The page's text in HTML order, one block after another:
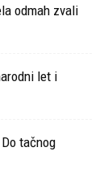
odmah zvali
let i
tačnog